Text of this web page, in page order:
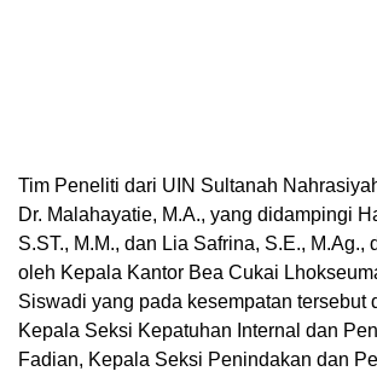
Tim Peneliti dari UIN Sultanah
Dr. Malahayatie, M.A., yang didampingi
S.ST., M.M., dan Lia Safrina, S.E., M.Ag.,
oleh Kepala Kantor Bea Cukai
Siswadi yang pada kesempatan tersebut
Kepala Seksi Kepatuhan Internal dan
Fadian, Kepala Seksi Penindakan dan